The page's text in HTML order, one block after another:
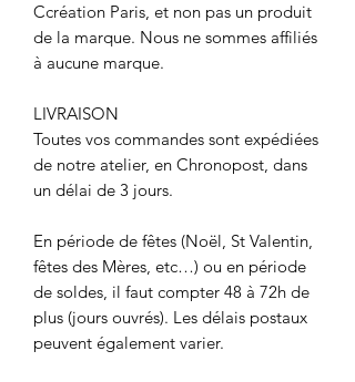
Ccréation Paris, et non pas un produit
de la marque. Nous ne sommes affiliés
à aucune marque.
LIVRAISON
Toutes vos commandes sont expédiées
de notre atelier, en Chronopost, dans
un délai de 3 jours.
En période de fêtes (Noël, St Valentin,
fêtes des Mères, etc…) ou en période
de soldes, il faut compter 48 à 72h de
plus (jours ouvrés). Les délais postaux
peuvent également varier.